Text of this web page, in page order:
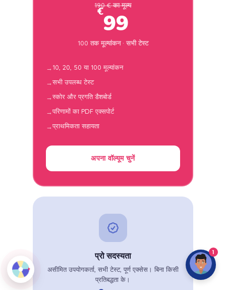
190 € का मूल्य
€99
100 तक मूल्यांकन · सभी टेस्ट
10, 20, 50 या 100 मूल्यांकन
सभी उपलब्ध टेस्ट
स्कोर और प्रगति डैशबोर्ड
परिणामों का PDF एक्सपोर्ट
प्राथमिकता सहायता
अपना वॉल्यूम चुनें
प्रो सदस्यता
असीमित उपयोगकर्ता, सभी टेस्ट, पूर्ण एक्सेस। बिना किसी
प्रतिबद्धता के।
1